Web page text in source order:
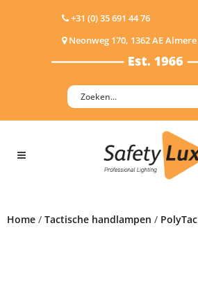
+31 (0) 35 691 44 76
Neonweg 170, 1362 AE Almere
Home / Tactische handlampen / PolyTac